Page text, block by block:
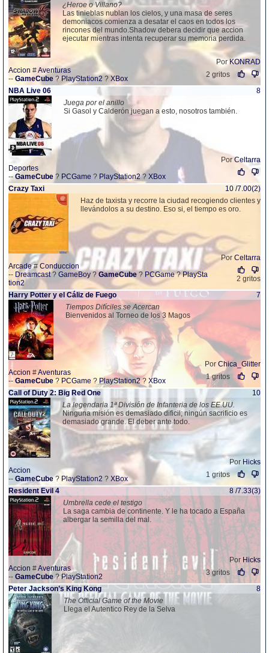
¿Heroe o Villano?
Las tinieblas nublan los cielos, y una masa de seres
demoniacos comienza a desatar el caos en todos los
rincones del mundo.Shadow debera decidir que accion
ejecutar mientras intenta recuperar su memoria perdida.
PorKONRAD
Accion #Aventuras
-- GameCube ? PlayStation2 ? XBox
2 gritos
NBA Live 06
8
Juega por el anillo
Si Gasol y Calderón juegan a esto, nosotros también.
Por Celtarra
Deportes
--GameCube ? PCGame ? PlayStation2? XBox
Crazy Taxi
10 /7.00(2)
Haz de taxista y recorre la ciudad recogiendo clientes y
llevándolos a su destino. Eso si, el tiempo es oro.
Por Celtarra
Arcade# Conduccion
-- Dreamcast? GameBoy ? GameCube ? PCGame?PlaySta
tion2
2 gritos
Harry Potter y el Cáliz de Fuego
7
Tiempos Difíciles se Acercan
Bienvenidos al Torneo de los 3 Magos
Por Chica_Glitter
Accion #Aventuras
-- GameCube ? PCGame ? PlayStation2? XBox
1 gritos
Call of Duty 2: Big Red One
10
La legendaria 1ª División de Infanteria de los EE.UU.
Ninguna misión es demasiado dificil; ningún sacrificio es
demasiado grande. El deber ante todo.
Por Hicks
Accion
-- GameCube? PlayStation2 ? XBox
1 gritos
Resident Evil 4
8 /7.33(3)
Umbrella cede el testigo
La saga cambia de continente. Y le ha tocado a España
albergar la semilla del mal.
Por Hicks
Accion #Aventuras
-- GameCube?PlayStation2
3 gritos
Peter Jackson’s King Kong
8
The Official Game of the Movie
Llega el Autentico Rey de la Selva